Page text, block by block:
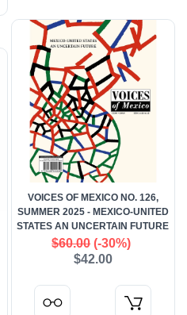
VOICES OF MEXICO NO. 126,
SUMMER 2025 - MEXICO-UNITED
STATES AN UNCERTAIN FUTURE
$60.00(-30%)
$42.00